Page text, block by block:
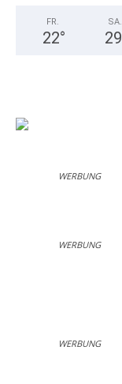
FR.
22°
SA.
29
WERBUNG
WERBUNG
WERBUNG